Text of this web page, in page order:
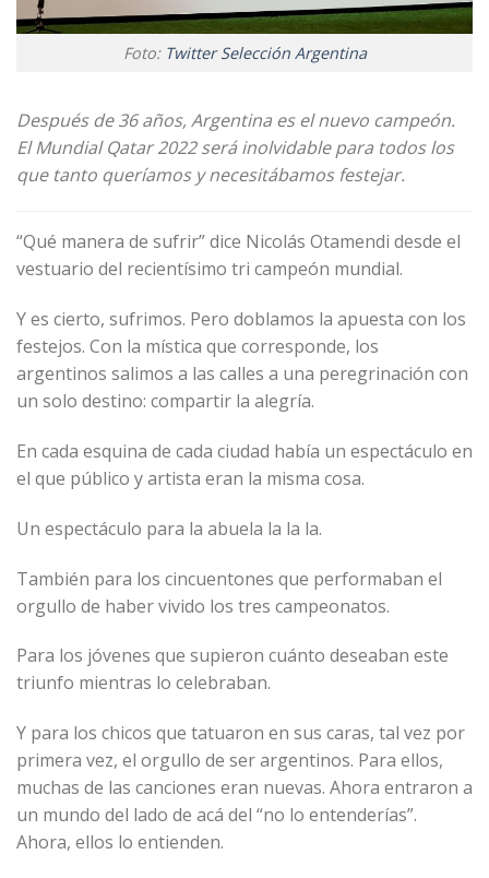
Foto: Twitter Selección Argentina
Después de 36 años, Argentina es el nuevo campeón.
El Mundial Qatar 2022 será inolvidable para todos los
que tanto queríamos y necesitábamos festejar.
“Qué manera de sufrir” dice Nicolás Otamendi desde el
vestuario del recientísimo tri campeón mundial.
Y es cierto, sufrimos. Pero doblamos la apuesta con los
festejos. Con la mística que corresponde, los
argentinos salimos a las calles a una peregrinación con
un solo destino: compartir la alegría.
En cada esquina de cada ciudad había un espectáculo en
el que público y artista eran la misma cosa.
Un espectáculo para la abuela la la la.
También para los cincuentones que performaban el
orgullo de haber vivido los tres campeonatos.
Para los jóvenes que supieron cuánto deseaban este
triunfo mientras lo celebraban.
Y para los chicos que tatuaron en sus caras, tal vez por
primera vez, el orgullo de ser argentinos. Para ellos,
muchas de las canciones eran nuevas. Ahora entraron a
un mundo del lado de acá del “no lo entenderías”.
Ahora, ellos lo entienden.